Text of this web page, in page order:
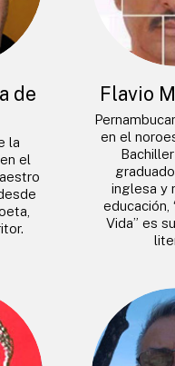
de
la
el
Flavio
en el
inglesa y
educación,
Vida” es